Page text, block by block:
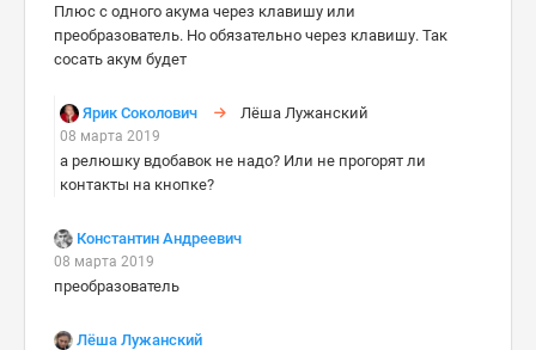
Плюс с одного акума через клавишу или
преобразователь. Но обязательно через клавишу. Так
сосать акум будет
Ярик Соколович Лёша Лужанский
08 марта 2019
а релюшку вдобавок не надо? Или не прогорят ли
контакты на кнопке?
Константин Андреевич
08 марта 2019
преобразователь
Лёша Лужанский